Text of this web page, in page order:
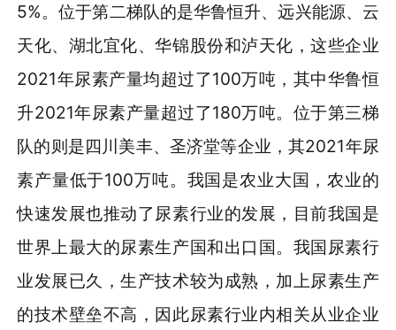
5%。位于第二梯队的是华鲁恒升、远兴能源、云
天化、湖北宜化、华锦股份和泸天化，这些企业
2021年尿素产量均超过了100万吨，其中华鲁恒
升2021年尿素产量超过了180万吨。位于第三梯
队的则是四川美丰、圣济堂等企业，其2021年尿
素产量低于100万吨。我国是农业大国，农业的
快速发展也推动了尿素行业的发展，目前我国是
世界上最大的尿素生产国和出口国。我国尿素行
业发展已久，生产技术较为成熟，加上尿素生产
的技术壁垒不高，因此尿素行业内相关从业企业